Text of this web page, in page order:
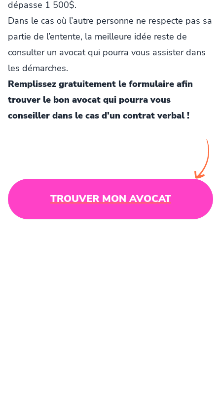
dépasse 1 500$.
Dans le cas où l’autre personne ne respecte pas sa
partie de l’entente, la meilleure idée reste de
consulter un avocat qui pourra vous assister dans
les démarches.
Remplissez gratuitement le formulaire afin
trouver le bon avocat qui pourra vous
conseiller dans le cas d’un contrat verbal !
TROUVER MON AVOCAT